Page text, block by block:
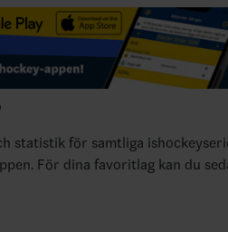
statistik för samtliga
För dina favoritlag kan du